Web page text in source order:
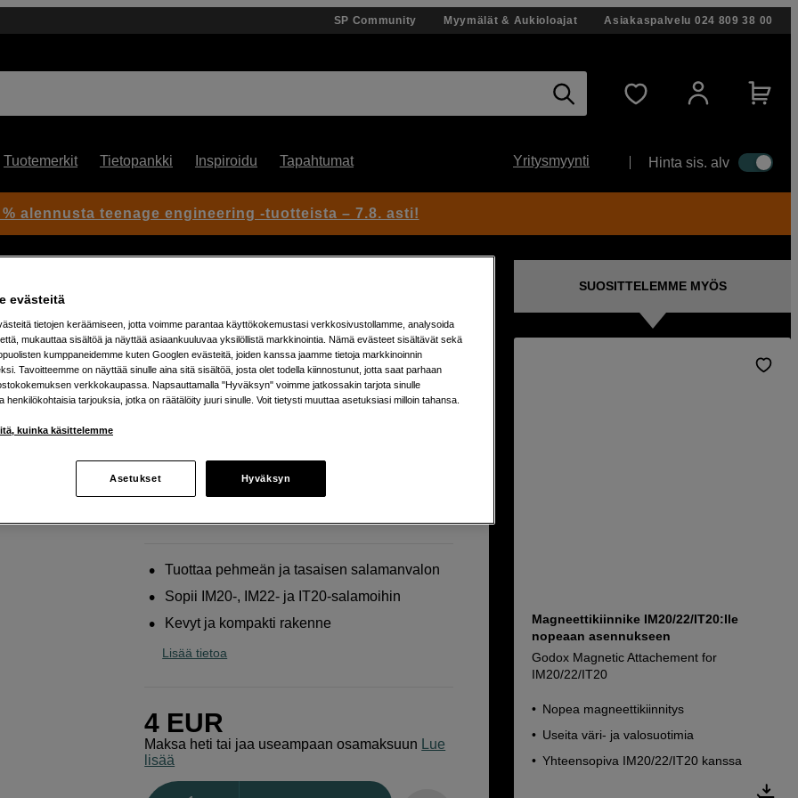
SP Community Myymälät & Aukioloajat Asiakaspalvelu 024 809 38 00
Tuotemerkit Tietopankki Inspiroidu Tapahtumat Yritysmyynti Hinta sis. alv
Artikkeli: 1103666
Diffuusori IM20-salamaan pehmeää
valoa varten
Verkkokauppa
Tuottaa pehmeän ja tasaisen salamanvalon
Sopii IM20-, IM22- ja IT20-salamoihin
Kevyt ja kompakti rakenne
Lisää tietoa
4 EUR
Maksa heti tai jaa useampaan osamaksuun
Lue
lisää
SUOSITTELEMME MYÖS
Magneettikiinnike IM20/22/IT20:lle
nopeaan asennukseen
Godox Magnetic Attachement for
IM20/22/IT20
Nopea magneettikiinnitys
Useita väri- ja valosuotimia
Yhteensopiva IM20/22/IT20 kanssa
% alennusta teenage engineering -tuotteista – 7.8. asti!
evästeitä
tietojen keräämiseen, jotta voimme parantaa käyttökokemustasi verkkosivustollamme, analysoida
mukauttaa sisältöä ja näyttää asiaankuuluvaa yksilöllistä markkinointia. Nämä evästeet sisältävät sekä
kumppaneidemme kuten Googlen evästeitä, joiden kanssa jaamme tietoja markkinoinnin
Tavoitteemme on näyttää sinulle aina sitä sisältöä, josta olet todella kiinnostunut, jotta saat parhaan
verkkokaupassa. Napsauttamalla "Hyväksyn" voimme jatkossakin tarjota sinulle
henkilökohtaisia tarjouksia, jotka on räätälöity juuri sinulle. Voit tietysti muuttaa asetuksiasi milloin tahansa.
kuinka käsittelemme
Asetukset Hyväksyn